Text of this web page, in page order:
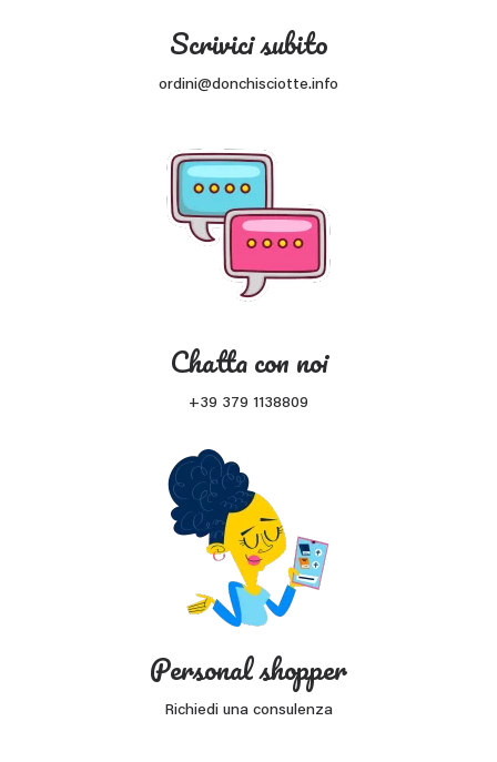
Scrivici subito
ordini@donchisciotte.info
Chatta con noi
+39 379 1138809
Personal shopper
Richiedi una consulenza